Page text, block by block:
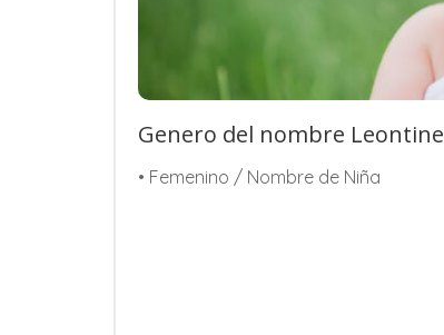
Genero del nombre Leontine
• Femenino / Nombre de Niña